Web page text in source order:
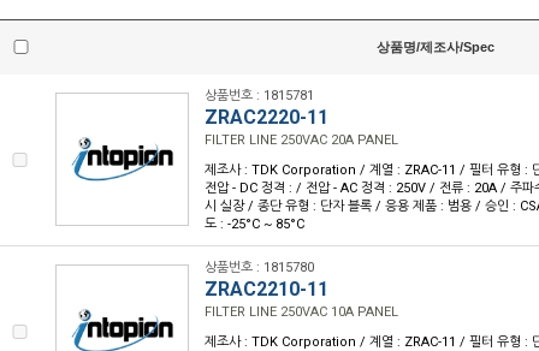
상품명/제조사/Spec
상품번호 : 1815781
ZRAC2220-11
FILTER LINE 250VAC 20A PANEL
제조사 : TDK Corporation / 계열 : ZRAC-11 / 필터 유형 :
전압 - DC 정격 : / 전압 - AC 정격 : 250V / 전류 : 20A / 주파
시 실장 / 종단 유형 : 단자 블록 / 응용 제품 : 범용 / 승인 :
도 : -25°C ~ 85°C
상품번호 : 1815780
ZRAC2210-11
FILTER LINE 250VAC 10A PANEL
제조사 : TDK Corporation / 계열 : ZRAC-11 / 필터 유형 :